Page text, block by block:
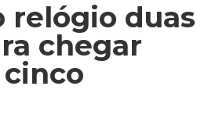
relógio duas
chegar